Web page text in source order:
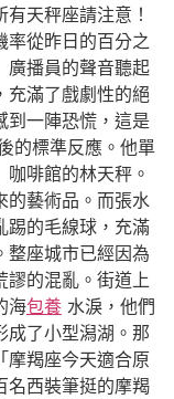
天秤座請注意！
率從昨日的百分之
廣播員的聲音聽起
充滿了戲劇性的絕
到一陣恐慌，這是
的標準反應。他單
啡館的林天秤。
的藝術品。而張水
踢的毛線球，充滿
整座城市已經因為
謬的混亂。街道上
海包養 水淚，他們
成了小型潟湖。那
摩羯座今天適合原
名西裝筆挺的摩羯